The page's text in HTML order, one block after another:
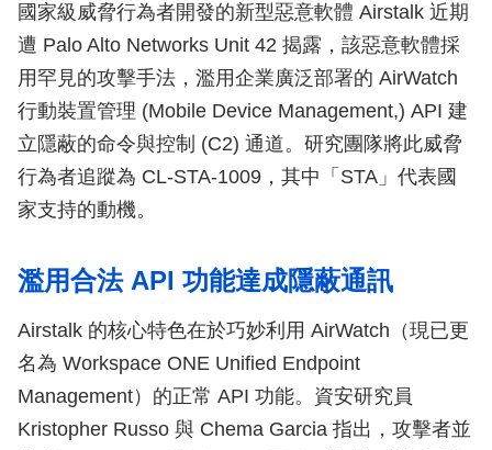
國家級威脅行為者開發的新型惡意軟體 Airstalk 近期
遭 Palo Alto Networks Unit 42 揭露，該惡意軟體採
用罕見的攻擊手法，濫用企業廣泛部署的 AirWatch
行動裝置管理 (Mobile Device Management,) API 建
立隱蔽的命令與控制 (C2) 通道。研究團隊將此威脅
行為者追蹤為 CL-STA-1009，其中「STA」代表國
家支持的動機。
濫用合法 API 功能達成隱蔽通訊
Airstalk 的核心特色在於巧妙利用 AirWatch（現已更
名為 Workspace ONE Unified Endpoint
Management）的正常 API 功能。資安研究員
Kristopher Russo 與 Chema Garcia 指出，攻擊者並